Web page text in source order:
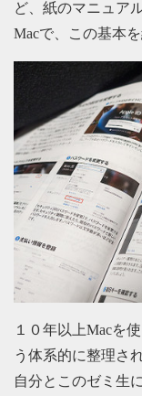
ど、紙のマニュア
Macで、この基本
１０年以上Macを
う体系的に整理さ
自分とこのゼミ生